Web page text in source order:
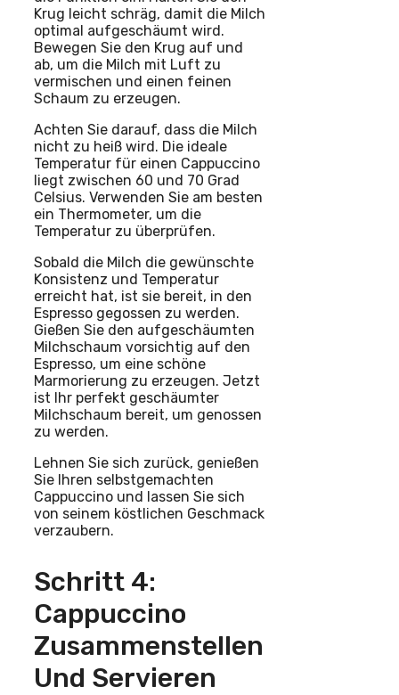
Krug leicht schräg, damit die Milch
optimal aufgeschäumt wird.
Bewegen Sie den Krug auf und
ab, um die Milch mit Luft zu
vermischen und einen feinen
Schaum zu erzeugen.
Achten Sie darauf, dass die Milch
nicht zu heiß wird. Die ideale
Temperatur für einen Cappuccino
liegt zwischen 60 und 70 Grad
Celsius. Verwenden Sie am besten
ein Thermometer, um die
Temperatur zu überprüfen.
Sobald die Milch die gewünschte
Konsistenz und Temperatur
erreicht hat, ist sie bereit, in den
Espresso gegossen zu werden.
Gießen Sie den aufgeschäumten
Milchschaum vorsichtig auf den
Espresso, um eine schöne
Marmorierung zu erzeugen. Jetzt
ist Ihr perfekt geschäumter
Milchschaum bereit, um genossen
zu werden.
Lehnen Sie sich zurück, genießen
Sie Ihren selbstgemachten
Cappuccino und lassen Sie sich
von seinem köstlichen Geschmack
verzaubern.
Schritt 4:
Cappuccino
Zusammenstellen
Und Servieren